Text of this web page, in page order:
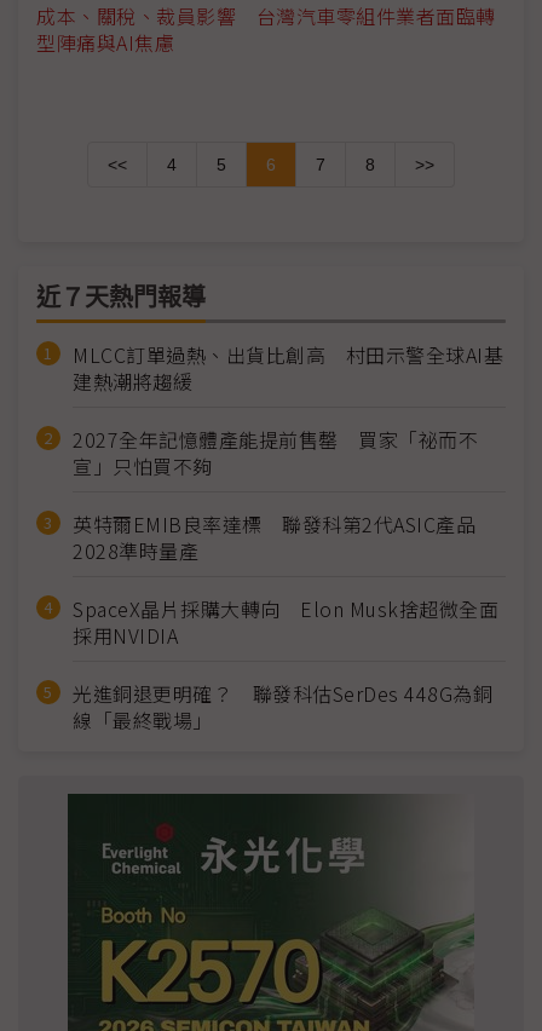
成本、關稅、裁員影響 台灣汽車零組件業者面臨轉
型陣痛與AI焦慮
<< 4 5 6 7 8 >>
近７天熱門報導
MLCC訂單過熱、出貨比創高 村田示警全球AI基
建熱潮將趨緩
2027全年記憶體產能提前售罄 買家「祕而不
宣」只怕買不夠
英特爾EMIB良率達標 聯發科第2代ASIC產品
2028準時量產
SpaceX晶片採購大轉向 Elon Musk捨超微全面
採用NVIDIA
光進銅退更明確？ 聯發科估SerDes 448G為銅
線「最終戰場」